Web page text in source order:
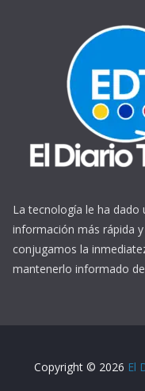
La tecnología le ha
información más rápida
conjugamos la
mantenerlo informado
Copyright © 2026 El